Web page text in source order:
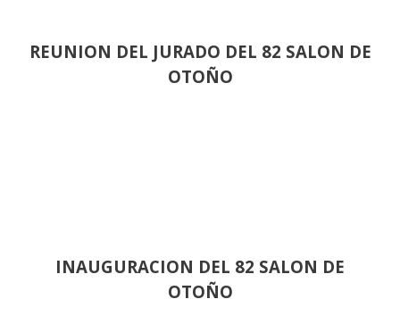
REUNION DEL JURADO DEL 82 SALON DE
OTOÑO
INAUGURACION DEL 82 SALON DE
OTOÑO